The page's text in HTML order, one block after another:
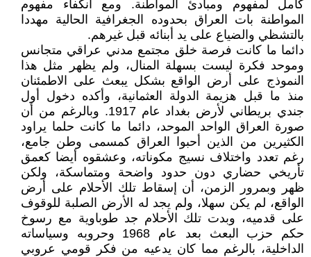
كامل لمفهوم ومبادئ المواطنة. ومع انكفاء مفهوم
المواطنة بات العراق بحدوده الجغرافية الحالية مهددا
بالتشظي والضياع على يد أبنائه قبل غيرهم.
دائما ما كانت فرصة خلق مجتمع مدني عراقي متجانس
وموحد فكرة ليست بسهلة المنال، ولم يظهر مثل هذا
النموذج على أرض الواقع بشكل يبعث على الاطمئنان
منذ ما قبل هزيمة الدولة العثمانية، وأكده دخول أول
جندي بريطاني لأرض بغداد عام 1917. وبالرغم من أن
صورة العراق الواحد الموحد، دائما ما كانت حلما يراود
الكثيرين من الذين أحبوا العراق كمسمى وطن جامع،
رغم تعدد واختلاف نسيج مكوناته، وعشقوه أيضا كعمق
تأريخي حضاري دون حدود واضحة ومتماسكة، ولكن
ظهر وبمرور الزمن، أن إسقاط تلك الأحلام على أرض
الواقع، لم يكن سهلا، ولم يجد له الأرض الصلبة للوقوف
على قدميه، وبدت تلك الأحلام جد طوباوية مع رسوخ
حكم حزب البعث بعد عام 1968 وحروبه وسياساته
الداخلية، بالرغم مما كان يدعيه من فكر قومي عروبي